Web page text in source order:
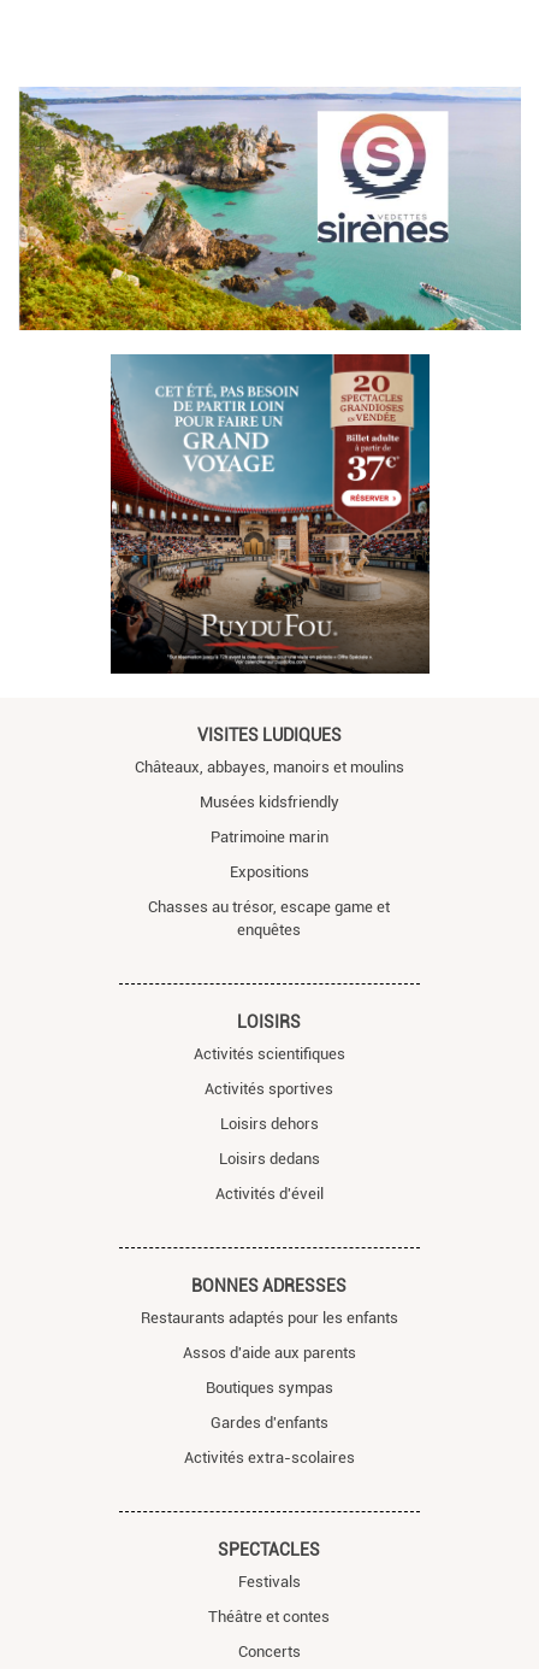
VISITES LUDIQUES
Châteaux, abbayes, manoirs et moulins
Musées kidsfriendly
Patrimoine marin
Expositions
Chasses au trésor, escape game et
enquêtes
LOISIRS
Activités scientifiques
Activités sportives
Loisirs dehors
Loisirs dedans
Activités d'éveil
BONNES ADRESSES
Restaurants adaptés pour les enfants
Assos d'aide aux parents
Boutiques sympas
Gardes d'enfants
Activités extra-scolaires
SPECTACLES
Festivals
Théâtre et contes
Concerts